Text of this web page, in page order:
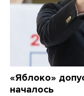
«Яблоко»
началось